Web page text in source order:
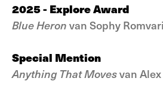
2025 - Explore Award
Blue Heron van Sophy Romvari
Special Mention
Anything That Movesvan